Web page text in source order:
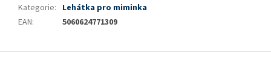
Kategorie: Lehátka pro miminka
EAN: 5060624771309